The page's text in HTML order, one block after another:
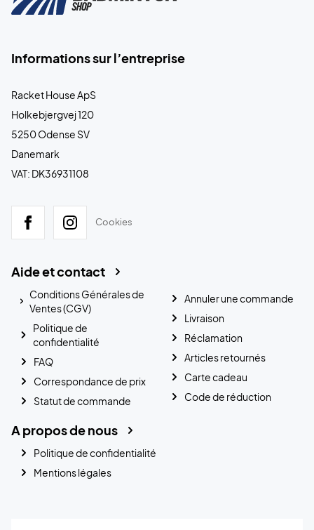
Informations sur l’entreprise
Racket House ApS
Holkebjergvej 120
5250 Odense SV
Danemark
VAT: DK36931108
Cookies
Aide et contact
Conditions Générales de
Ventes (CGV)
Politique de
confidentialité
FAQ
Correspondance de prix
Statut de commande
Annuler une commande
Livraison
Réclamation
Articles retournés
Carte cadeau
Code de réduction
A propos de nous
Politique de confidentialité
Mentions légales